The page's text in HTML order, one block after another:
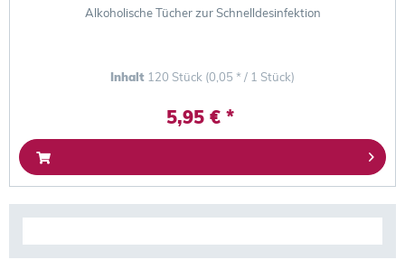
Alkoholische Tücher zur Schnelldesinfektion
Inhalt 120 Stück (0,05 * / 1 Stück)
5,95 € *